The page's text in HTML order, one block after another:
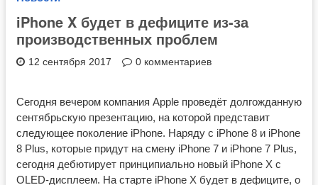
iPhone X будет в дефиците из-за
производственных проблем
12 сентября 2017 0 комментариев
Сегодня вечером компания Apple проведёт долгожданную
сентябрьскую презентацию, на которой представит
следующее поколение iPhone. Наряду с iPhone 8 и iPhone
8 Plus, которые придут на смену iPhone 7 и iPhone 7 Plus,
сегодня дебютирует принципиально новый iPhone X с
OLED-дисплеем. На старте iPhone X будет в дефиците, о